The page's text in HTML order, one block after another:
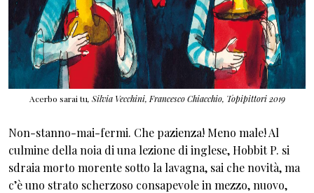
Acerbo sarai tu, Silvia Vecchini, Francesco Chiacchio, Topipittori 2019
Non-stanno-mai-fermi. Che pazienza! Meno male! Al
culmine della noia di una lezione di inglese, Hobbit P. si
sdraia morto morente sotto la lavagna, sai che novità, ma
c’è uno strato scherzoso consapevole in mezzo, nuovo,